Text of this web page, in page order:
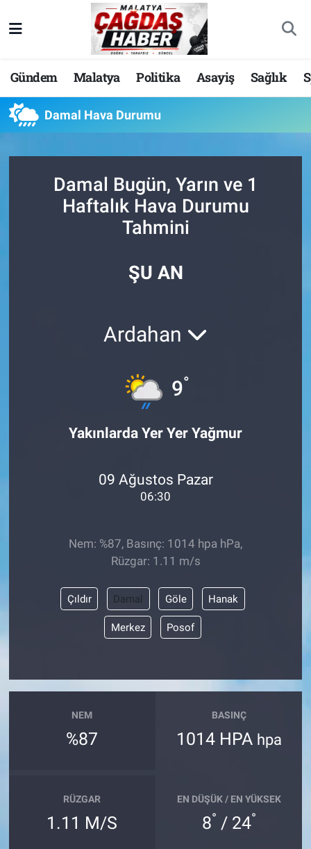
Gündem Malatya Politika Asayiş Sağlık
Damal Hava Durumu
Damal Bugün, Yarın ve 1
Haftalık Hava Durumu
Tahmini
ŞU AN
Ardahan
9°
Yakınlarda Yer Yer Yağmur
09 Ağustos Pazar
06:30
Nem: %87, Basınç: 1014 hpa hPa,
Rüzgar: 1.11 m/s
Çıldır Damal Göle Hanak
Merkez Posof
NEM
%87
BASINÇ
1014 HPA hpa
RÜZGAR
1.11 M/S
EN DÜŞÜK / EN YÜKSEK
8° / 24°
Nöbetçi Eczaneler
Hava Durumu
Malatya Namaz Vakitleri
Trafik Durumu
Süper Lig Puan Durumu ve Fikstür
Son Dakika Haberleri